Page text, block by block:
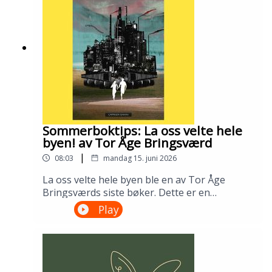
Gustafsson og Ingris Bie
HelgesenProduksjon: Åsmund Ådnøy.Alt om
Sølvberget: https://www.sølvberget.no
Sommerboktips: La oss velte hele
byen! av Tor Åge Bringsværd
08:03 | mandag 15. juni 2026
La oss velte hele byen ble en av Tor Åge
Bringsværds siste bøker. Dette er en
dystopisk ungdomsroman fra en ødelagt og
urettferdig verden. Men den er slett ikke uten
håp. Lån den på biblioteket ditt!---Innspilt på
Ellen Vinje og Åsmund Ådnøy.Produksjon:
Åsmund Ådnøy.Alt om Sølvberget:
Play